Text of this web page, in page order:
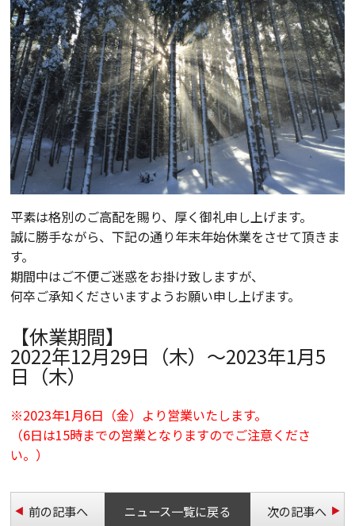
平素は格別のご高配を賜り、厚く御礼申し上げます。
誠に勝手ながら、下記の通り年末年始休業をさせて頂きま
す。
期間中はご不便ご迷惑をお掛け致しますが、
何卒ご承知くださいますようお願い申し上げます。
【休業期間】
2022年12月29日（木）～2023年1月5
日（木）
※2023年1月6日（金）より営業いたします。
（6日は15時までの営業となりますのでご注意くださ
い。）
前の記事へ ニュース一覧に戻る 次の記事へ